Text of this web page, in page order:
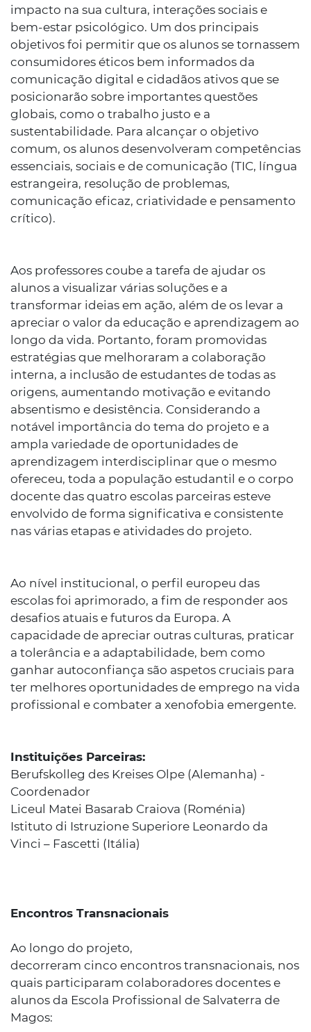
impacto na sua cultura, interações sociais e
bem-estar psicológico. Um dos principais
objetivos foi permitir que os alunos se tornassem
consumidores éticos bem informados da
comunicação digital e cidadãos ativos que se
posicionarão sobre importantes questões
globais, como o trabalho justo e a
sustentabilidade. Para alcançar o objetivo
comum, os alunos desenvolveram competências
essenciais, sociais e de comunicação (TIC, língua
estrangeira, resolução de problemas,
comunicação eficaz, criatividade e pensamento
crítico).
Aos professores coube a tarefa de ajudar os
alunos a visualizar várias soluções e a
transformar ideias em ação, além de os levar a
apreciar o valor da educação e aprendizagem ao
longo da vida. Portanto, foram promovidas
estratégias que melhoraram a colaboração
interna, a inclusão de estudantes de todas as
origens, aumentando motivação e evitando
absentismo e desistência. Considerando a
notável importância do tema do projeto e a
ampla variedade de oportunidades de
aprendizagem interdisciplinar que o mesmo
ofereceu, toda a população estudantil e o corpo
docente das quatro escolas parceiras esteve
envolvido de forma significativa e consistente
nas várias etapas e atividades do projeto.
Ao nível institucional, o perfil europeu das
escolas foi aprimorado, a fim de responder aos
desafios atuais e futuros da Europa. A
capacidade de apreciar outras culturas, praticar
a tolerância e a adaptabilidade, bem como
ganhar autoconfiança são aspetos cruciais para
ter melhores oportunidades de emprego na vida
profissional e combater a xenofobia emergente.
Instituições Parceiras:
Berufskolleg des Kreises Olpe (Alemanha) -
Coordenador
Liceul Matei Basarab Craiova (Roménia)
Istituto di Istruzione Superiore Leonardo da
Vinci – Fascetti (Itália)
Encontros Transnacionais
Ao longo do projeto,
decorreram cinco encontros transnacionais, nos
quais participaram colaboradores docentes e
alunos da Escola Profissional de Salvaterra de
Magos: